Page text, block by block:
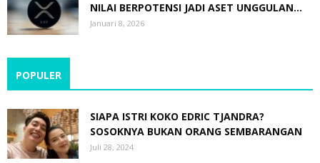
NILAI BERPOTENSI JADI ASET UNGGULAN...
Januari 8, 2026
POPULER
SIAPA ISTRI KOKO EDRIC TJANDRA?
SOSOKNYA BUKAN ORANG SEMBARANGAN
Juli 28, 2024